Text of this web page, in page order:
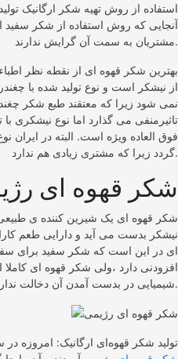
استفاده از روش تهیه شکر ارگانیک
آنجایی که روش استفاده از شکر سفید
مشتریان به سمت آن گرایش ندارند.
بهترین شکر قهوه ای از نقطه نظر
از نیشکر است و نوع تولید شده با
نمی شود زیرا که معتقند طبع شکر
تاثیرمنفی می گذارد اما نوع نیشکری
فوق العاده ویژه است. البته در
گردد زیرا که مشتری زیادی هم ندارد.
شکر قهوه ای
شکر قهوه ای یک شیرین کننده ی
نیشکر بدست می آید و دارایی طعم
ای در این است که شکر سفید برای
افزودنی دارد ،ولی شکر قهوه ای
شیمیایی در بدست آمدن آن دخالت ندارد.
تولید شکر قهوه‌ای ارگانیک: